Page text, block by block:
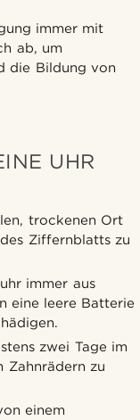
immer mit
ab, um
die Bildung von
UHR
trockenen Ort
Ziffernblatts zu
immer aus
eine leere Batterie
zwei Tage im
Zahnrädern zu
einem